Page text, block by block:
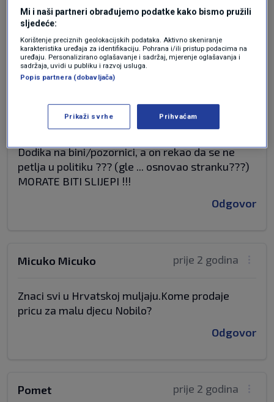
Da to je KAD TE OBUZME USPJEH ... a ODUZMU
GODINE !!!
Tipičan primjer ...; OD GOTOVINE DO VERESIJE !!!
E moj Nobilovski ... zalud ZASADA KOSE, kad je
podloga ISTE na IZDISAJU !!!
i da imam / što NEMAM u obrani IMAJUČEG
njega bih ANGAŽIRAO !!! Sada ??? Baš i ne !!!!
Dodika na bini/pozornici, a on rekao da se ne
petlja u politiku ??? (gle ... osnovao stranku???)
MORATE BITI SLIJEPI !!!
Odgovor
prije 2 godina
Micuko Micuko
Znaci svi u Hrvatskoj muljaju.Kome prodaje
pricu za malu djecu Nobilo?
Odgovor
prije 2 godina
Pomet
Mi i naši partneri obrađujemo podatke kako bismo pružili
sljedeće:
Korištenje preciznih geolokacijskih podataka. Aktivno skeniranje
karakteristika uređaja za identifikaciju. Pohrana i/ili pristup podacima na
uređaju. Personalizirano oglašavanje i sadržaj, mjerenje oglašavanja i
sadržaja, uvidi u publiku i razvoj usluga.
Popis partnera (dobavljača)
Prikaži svrhe Prihvaćam